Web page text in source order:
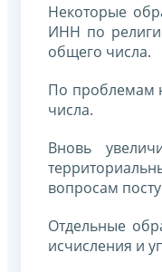
Некоторые
ИНН по
общего числа.
По проблемам
числа.
Вновь
вопросам
Отдельные
исчисления и